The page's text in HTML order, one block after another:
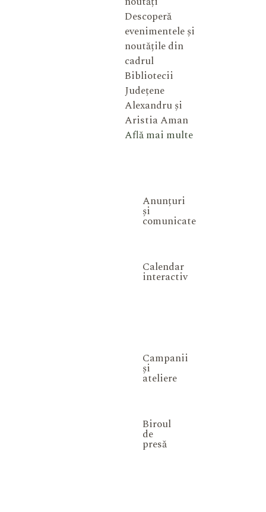
Descoperă
evenimentele și
noutățile din
cadrul
Bibliotecii
Județene
Alexandru și
Aristia Aman
Află mai multe
Anunțuri
și
comunicate
Calendar
interactiv
Campanii
și
ateliere
Biroul
de
presă